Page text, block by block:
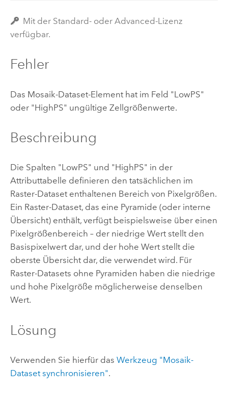
Mit der Standard- oder Advanced-Lizenz
verfügbar.
Fehler
Das Mosaik-Dataset-Element hat im Feld "LowPS"
oder "HighPS" ungültige Zellgrößenwerte.
Beschreibung
Die Spalten "LowPS" und "HighPS" in der
Attributtabelle definieren den tatsächlichen im
Raster-Dataset enthaltenen Bereich von Pixelgrößen.
Ein Raster-Dataset, das eine Pyramide (oder interne
Übersicht) enthält, verfügt beispielsweise über einen
Pixelgrößenbereich – der niedrige Wert stellt den
Basispixelwert dar, und der hohe Wert stellt die
oberste Übersicht dar, die verwendet wird. Für
Raster-Datasets ohne Pyramiden haben die niedrige
und hohe Pixelgröße möglicherweise denselben
Wert.
Lösung
Verwenden Sie hierfür das Werkzeug "Mosaik-
Dataset synchronisieren".